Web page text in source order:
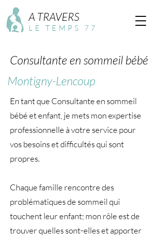
LE TEMPS 77
A TRAVERS
Consultante en sommeil bébé
Montigny-Lencoup
En tant que Consultante en sommeil
bébé et enfant, je mets mon expertise
professionnelle à votre service pour
vos besoins et difficultés qui sont
propres.
Chaque famille rencontre des
problématiques de sommeil qui
touchent leur enfant; mon rôle est de
trouver quelles sont-elles et apporter